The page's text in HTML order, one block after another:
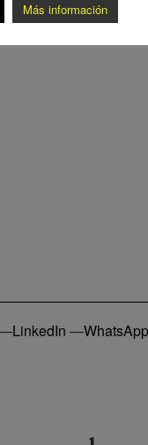
LinkedIn —WhatsApp
Más información